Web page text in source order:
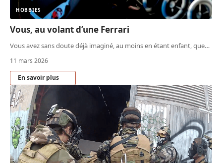
HOBBIES
Vous, au volant d’une Ferrari
Vous avez sans doute déjà imaginé, au moins en étant enfant, que…
11 mars 2026
En savoir plus